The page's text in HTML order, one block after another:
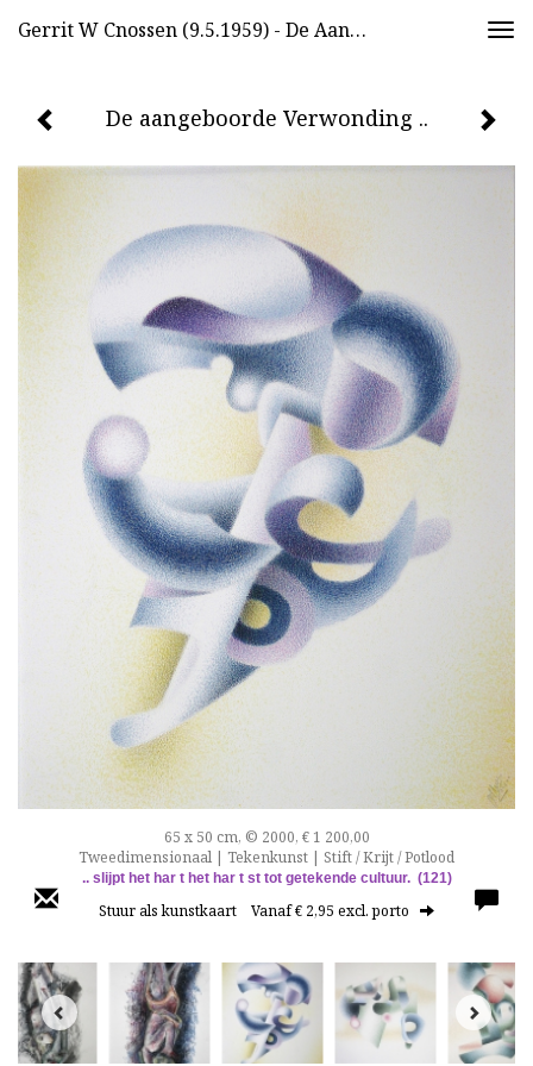
Gerrit W Cnossen (9.5.1959) - De Aangeboorde Verwonding ..
De aangeboorde Verwonding ..
65 x 50 cm, © 2000, € 1 200,00
Tweedimensionaal | Tekenkunst | Stift / Krijt / Potlood
.. slijpt het har t het har t st tot getekende cultuur. (121)
Stuur als kunstkaart Vanaf € 2,95 excl. porto